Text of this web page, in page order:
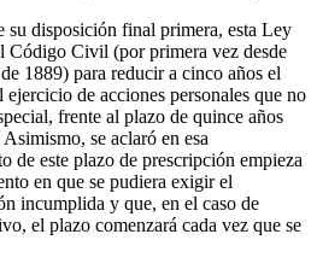
su disposición final primera, esta Ley
Código Civil (por primera vez desde
1889) para reducir a cinco años el
de acciones personales que no
frente al plazo de quince años
se aclaró en esa
de este plazo de prescripción empieza
en que se pudiera exigir el
incumplida y que, en el caso de
el plazo comenzará cada vez que se